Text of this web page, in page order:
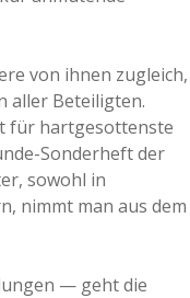
von ihnen zugleich,
aller Beteiligten.
für hartgesottenste
Sonderheft der
sowohl in
nimmt man aus dem
— geht die